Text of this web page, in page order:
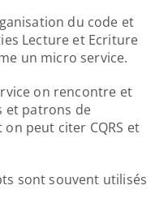
du code et
Lecture et Ecriture
un micro service.
on rencontre et
et patrons de
peut citer CQRS et
sont souvent utilisés